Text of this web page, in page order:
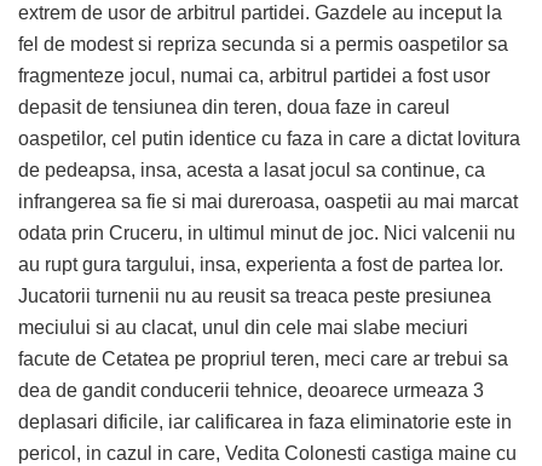
extrem de usor de arbitrul partidei. Gazdele au inceput la
fel de modest si repriza secunda si a permis oaspetilor sa
fragmenteze jocul, numai ca, arbitrul partidei a fost usor
depasit de tensiunea din teren, doua faze in careul
oaspetilor, cel putin identice cu faza in care a dictat lovitura
de pedeapsa, insa, acesta a lasat jocul sa continue, ca
infrangerea sa fie si mai dureroasa, oaspetii au mai marcat
odata prin Cruceru, in ultimul minut de joc. Nici valcenii nu
au rupt gura targului, insa, experienta a fost de partea lor.
Jucatorii turnenii nu au reusit sa treaca peste presiunea
meciului si au clacat, unul din cele mai slabe meciuri
facute de Cetatea pe propriul teren, meci care ar trebui sa
dea de gandit conducerii tehnice, deoarece urmeaza 3
deplasari dificile, iar calificarea in faza eliminatorie este in
pericol, in cazul in care, Vedita Colonesti castiga maine cu